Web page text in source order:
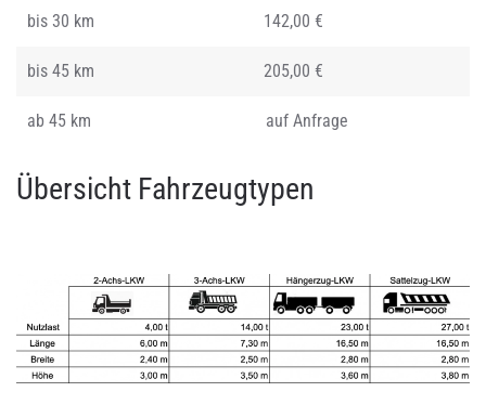
bis 30 km 142,00 €
bis 45 km 205,00 €
ab 45 km auf Anfrage
Übersicht Fahrzeugtypen